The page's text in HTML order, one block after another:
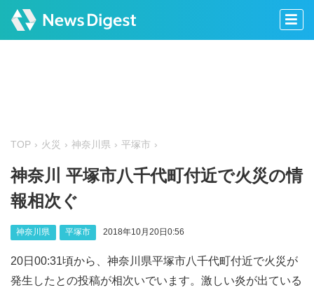
TOP 火災 神奈川県 平塚市
神奈川 平塚市八千代町付近で火災の情
報相次ぐ
神奈川県 平塚市 2018年10月20日0:56
20日00:31頃から、神奈川県平塚市八千代町付近で火災が
発生したとの投稿が相次いでいます。激しい炎が出ている